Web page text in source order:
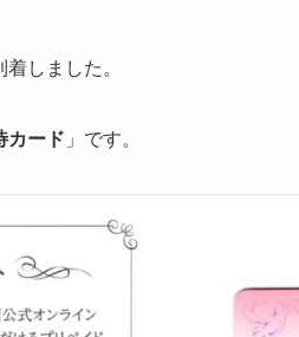
しました。
カード 」です。